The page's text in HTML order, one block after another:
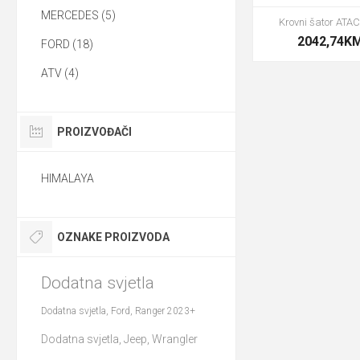
Krovni šator
MERCEDES (5)
FORD (18)
ATV (4)
PROIZVOĐAČI
HIMALAYA
OZNAKE PROIZVODA
Dodatna svjetla
Dodatna svjetla, Ford, Ranger 2023+
Dodatna svjetla, Jeep, Wrangler